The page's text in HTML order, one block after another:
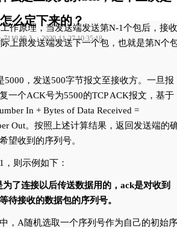
怎么定下来的？
7119 输入：2020-11-27 10:35:18
作原理，当发送端发送第N-1个包后，接收
上跟发送端发送下一个包，也就是第N个
5000，发送500字节报文至接收方。一旦报
一个ACK号为5500的TCP ACK报文，基于
In + Bytes of Data Received =
Out。按照上述计算结果，返回发送端的
望收到的序列号。
则示例如下：
为了连接以后传送数据用的，ack是对收到
待接收的数据包的序列号。
，A随机选取一个序列号作为自己的初始序